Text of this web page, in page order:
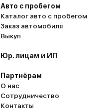
Авто с пробегом
Каталог авто с пробегом
Заказ автомобиля
Выкуп
Юр. лицам и ИП
Партнёрам
О нас
Сотрудничество
Контакты